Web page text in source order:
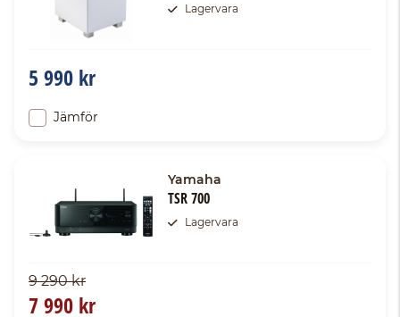
Lagervara
5 990 kr
Jämför
Yamaha
TSR 700
Lagervara
9 290 kr
7 990 kr